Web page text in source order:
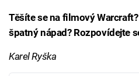
Těšíte se na filmový
špatný nápad? Rozpovídejte
Karel Ryška